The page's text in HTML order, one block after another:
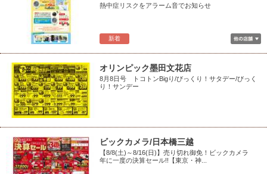
新着
熱中症リスクをアラーム音でお知らせ
オリンピック墨田文花店
8月8日号 トコトンBigり/びっくり！サタデー/びっく
り！サンデー
ビックカメラ/日本橋三越
【8/8(土)～8/16(日)】売り切れ御免！ビックカメラ
年に一度の決算セール!!【東京・神...